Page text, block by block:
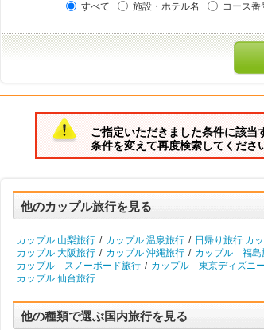
すべて 施設・ホテル名 コース番
ご指定いただきました条件に該当
条件を変えて再度検索してくださ
他のカップル旅行を見る
カップル 山梨旅行 / カップル 温泉旅行 / 日帰り旅行 カ
カップル 大阪旅行 / カップル 沖縄旅行 / カップル 福島
カップル スノーボード旅行 / カップル 東京ディズニ
カップル 仙台旅行
他の種類で選ぶ国内旅行を見る